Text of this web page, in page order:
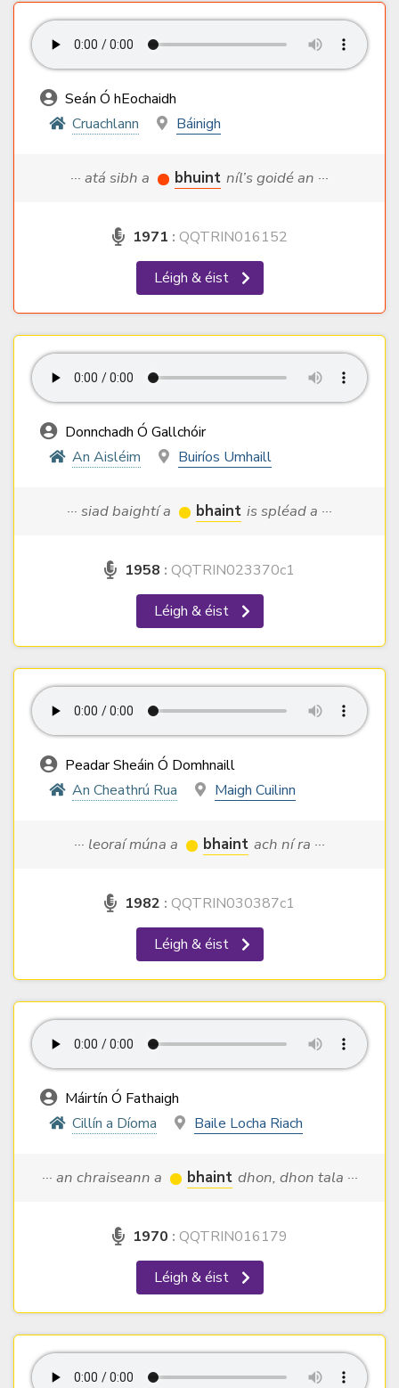
Seán Ó hEochaidh
Cruachlann
Báinigh
··· atá sibh a bhuint níl’s goidé an ···
1971 : QQTRIN016152
Léigh & éist
Donnchadh Ó Gallchóir
An Aisléim
Buiríos Umhaill
··· siad baightí a bhaint is spléad a ···
1958 : QQTRIN023370c1
Léigh & éist
Peadar Sheáin Ó Domhnaill
An Cheathrú Rua
Maigh Cuilinn
··· leoraí múna a bhaint ach ní ra ···
1982 : QQTRIN030387c1
Léigh & éist
Máirtín Ó Fathaigh
Cillín a Díoma
Baile Locha Riach
··· an chraiseann a bhaint dhon, dhon tala ···
1970 : QQTRIN016179
Léigh & éist